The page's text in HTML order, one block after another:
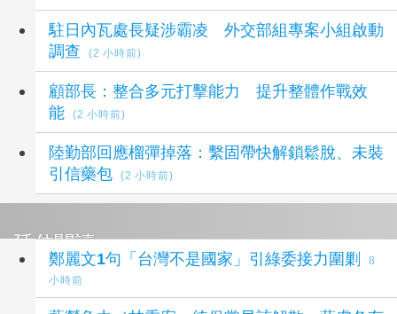
駐日內瓦處長疑涉霸凌 外交部組專案小組啟動
調查
(2 小時前)
顧部長：整合多元打擊能力 提升整體作戰效
能
(2 小時前)
陸勤部回應榴彈掉落：繫固帶快解鎖鬆脫、未裝
引信藥包
(2 小時前)
延伸閱讀
鄭麗文1句「台灣不是國家」引綠委接力圍剿
8
小時前